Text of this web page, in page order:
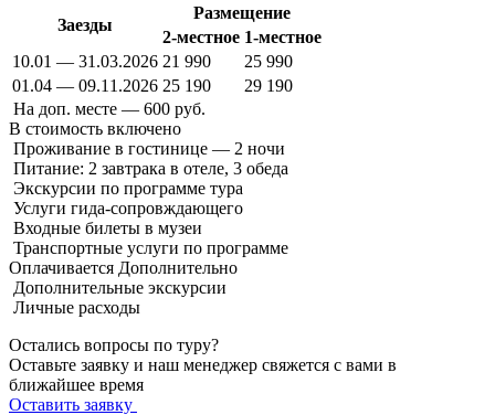
Заезды
Размещение
2-местное 1-местное
10.01 — 31.03.2026 21 990
25 990
01.04 — 09.11.2026 25 190
29 190
На доп. месте — 600 руб.
В стоимость включено
Проживание в гостинице — 2 ночи
Питание: 2 завтрака в отеле, 3 обеда
Экскурсии по программе тура
Услуги гида-сопровждающего
Входные билеты в музеи
Транспортные услуги по программе
Оплачивается Дополнительно
Дополнительные экскурсии
Личные расходы
Остались вопросы по туру?
Оставьте заявку и наш менеджер свяжется с вами в
ближайшее время
Оставить заявку